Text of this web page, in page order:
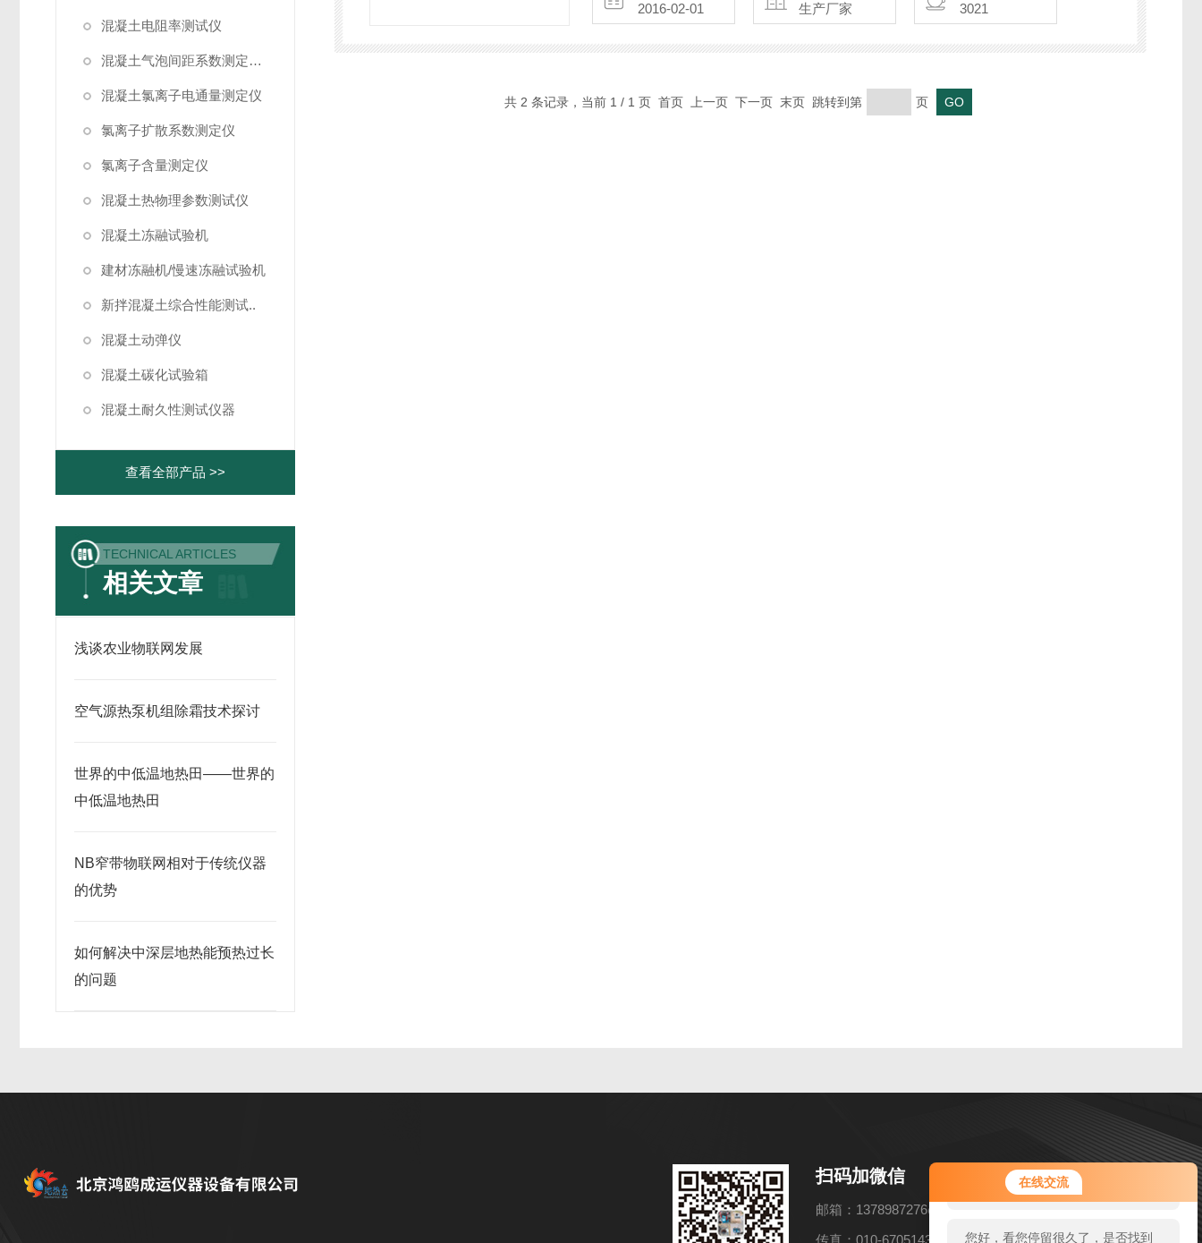
在线交流
您好！欢迎前来咨询，很高兴为您
服务，请问您要咨询什么问题呢？
您好，看您停留很久了，是否找到
混凝土电阻率测试仪
混凝土气泡间距系数测定仪/气泡仪
混凝土氯离子电通量测定仪
氯离子扩散系数测定仪
氯离子含量测定仪
混凝土热物理参数测试仪
混凝土冻融试验机
建材冻融机/慢速冻融试验机
新拌混凝土综合性能测试..
混凝土动弹仪
混凝土碳化试验箱
混凝土耐久性测试仪器
查看全部产品 >>
TECHNICAL ARTICLES
相关文章
浅谈农业物联网发展
空气源热泵机组除霜技术探讨
世界的中低温地热田——世界的
中低温地热田
NB窄带物联网相对于传统仪器
的优势
如何解决中深层地热能预热过长
的问题
产品有落地式和台式二种供用户选择。
2016-02-01 生产厂家 3021
共 2 条记录，当前 1 / 1 页 首页 上一页 下一页 末页 跳转到第 页
扫码加微信
邮箱：1378987276@qq.com
传真：010-67051434